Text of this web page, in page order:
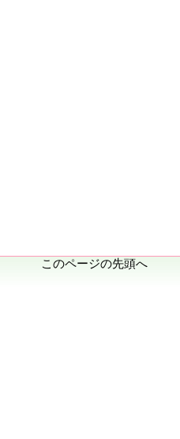
このページの先頭へ